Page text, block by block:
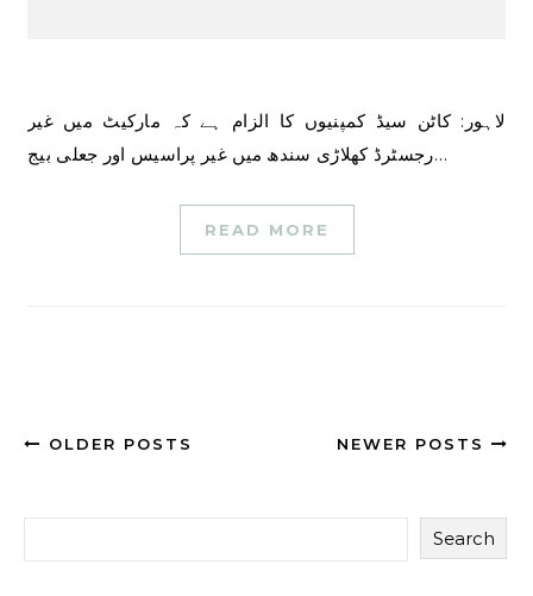
لاہور: کاٹن سیڈ کمپنیوں کا الزام ہے کہ مارکیٹ میں غیر
رجسٹرڈ کھلاڑی سندھ میں غیر پراسیس اور جعلی بیج…
READ MORE
OLDER POSTS NEWER POSTS
Search